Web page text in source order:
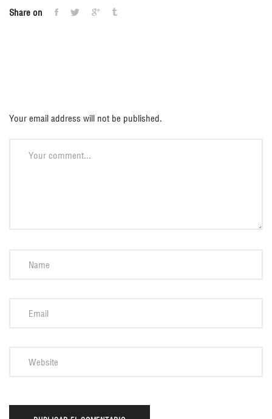
Share on
Your email address will not be published.